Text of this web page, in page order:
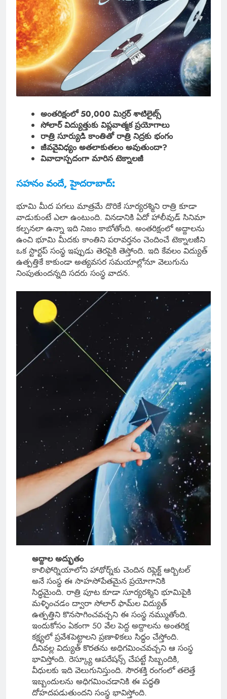
అంతరిక్షంలో 50,000 మిర్రర్ శాటిలైట్స్
సోలార్ విద్యుత్తుకు విప్లవాత్మక ప్రయోగాలు
రాత్రి సూర్యుడి కాంతితో రాత్రి నిద్రకు భంగం
జీవవైవిధ్యం అతలాకుతలం అవుతుందా?
వివాదాస్పదంగా మారిన టెక్నాలజీ
సహనం వందే, హైదరాబాద్:
భూమి మీద పగలు మాత్రమే దొరికే సూర్యరశ్మిని రాత్రి కూడా
వాడుకుంటే ఎలా ఉంటుంది. వినడానికి ఏదో హాలీవుడ్ సినిమా
కల్పనలా ఉన్నా ఇది నిజం కాబోతోంది. అంతరిక్షంలో అద్దాలను
ఉంచి భూమి మీదకు కాంతిని పరావర్తనం చెందించే టెక్నాలజీని
ఒక స్టార్టప్ సంస్థ ఇప్పుడు తెరపైకి తెస్తోంది. ఇది కేవలం విద్యుత్
ఉత్పత్తికే కాకుండా అత్యవసర సమయాల్లోనూ వెలుగును
నింపుతుందన్నది సదరు సంస్థ వాదన.
అద్దాల అద్భుతం
కాలిఫోర్నియాలోని హాథోర్న్‌కు చెందిన రిఫ్లెక్ట్ ఆర్బిటల్
అనే సంస్థ ఈ సాహసోపేతమైన ప్రయోగానికి
సిద్ధమైంది. రాత్రి పూట కూడా సూర్యరశ్మిని భూమిపైకి
మళ్ళించడం ద్వారా సోలార్ ఫామ్‌ల విద్యుత్
ఉత్పత్తిని కొనసాగించవచ్చని ఈ సంస్థ నమ్ముతోంది.
ఇందుకోసం ఏకంగా 50 వేల పెద్ద అద్దాలను అంతరిక్ష
కక్ష్యలో ప్రవేశపెట్టాలని ప్రణాళికలు సిద్ధం చేస్తోంది.
దీనివల్ల విద్యుత్ కొరతను అధిగమించవచ్చని ఆ సంస్థ
భావిస్తోంది. రెస్క్యూ ఆపరేషన్స్ చేపట్టే సిబ్బందికి,
వీధులకు ఇది వెలుగునిస్తుంది. సౌరశక్తి రంగంలో తలెత్తే
ఇబ్బందులను అధిగమించడానికి ఈ పద్ధతి
దోహదపడుతుందని సంస్థ భావిస్తోంది.